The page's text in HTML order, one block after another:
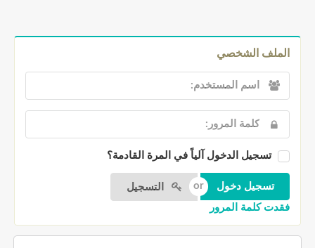
الملف الشخصي
تسجيل الدخول آلياً في المرة القادمة؟
التسجيل
فقدت كلمة المرور